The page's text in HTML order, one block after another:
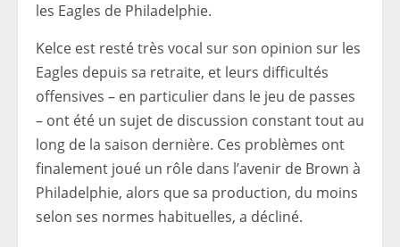
les Eagles de Philadelphie.
Kelce est resté très vocal sur son opinion sur les
Eagles depuis sa retraite, et leurs difficultés
offensives – en particulier dans le jeu de passes
– ont été un sujet de discussion constant tout au
long de la saison dernière. Ces problèmes ont
finalement joué un rôle dans l’avenir de Brown à
Philadelphie, alors que sa production, du moins
selon ses normes habituelles, a décliné.